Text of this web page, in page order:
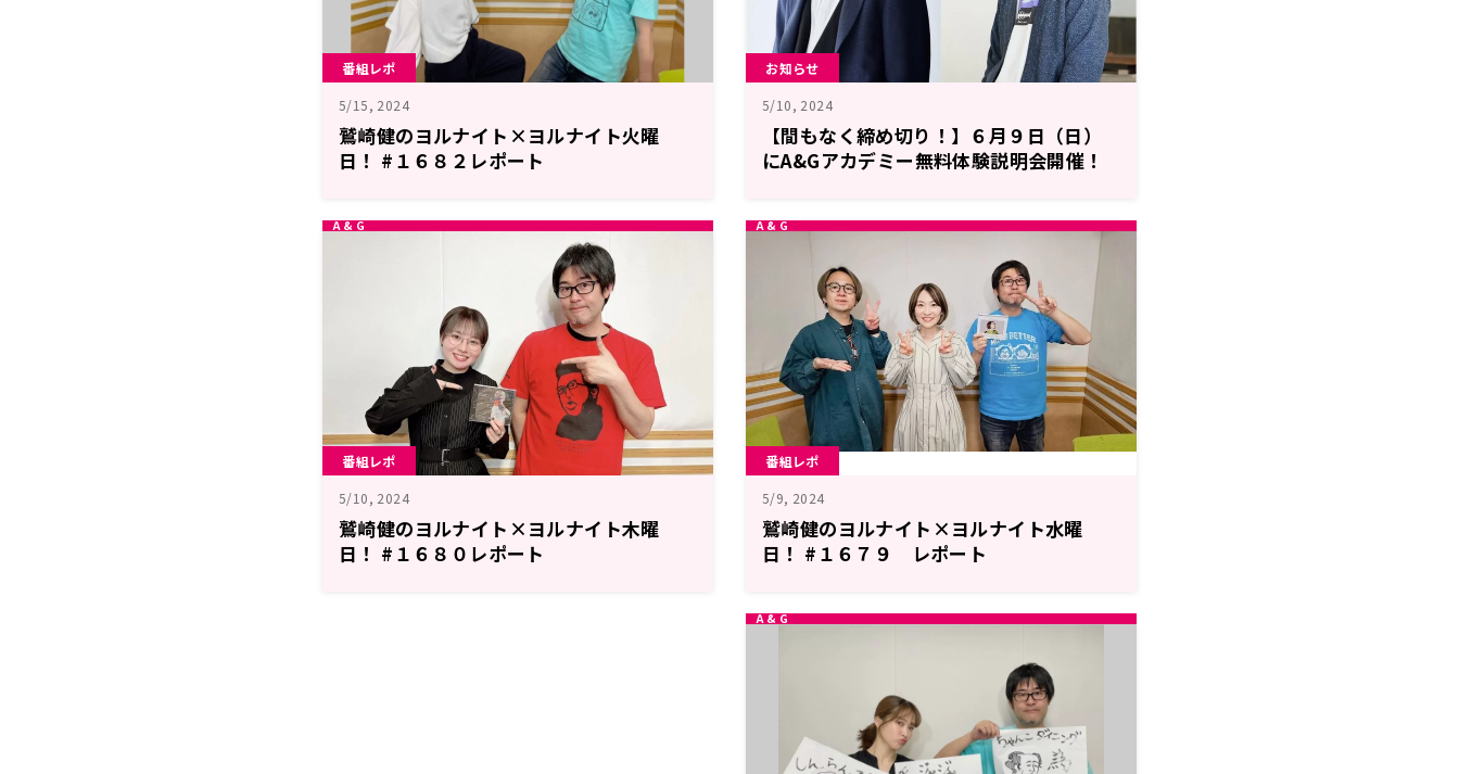
番組レポ
5/15, 2024
鷲崎健のヨルナイト×ヨルナイト火曜
日！ #１６８２レポート
お知らせ
5/10, 2024
【間もなく締め切り！】６月９日（日）
にA&Gアカデミー無料体験説明会開催！
番組レポ
5/10, 2024
鷲崎健のヨルナイト×ヨルナイト木曜
日！ #１６８０レポート
番組レポ
5/9, 2024
鷲崎健のヨルナイト×ヨルナイト水曜
日！ #１６７９ レポート